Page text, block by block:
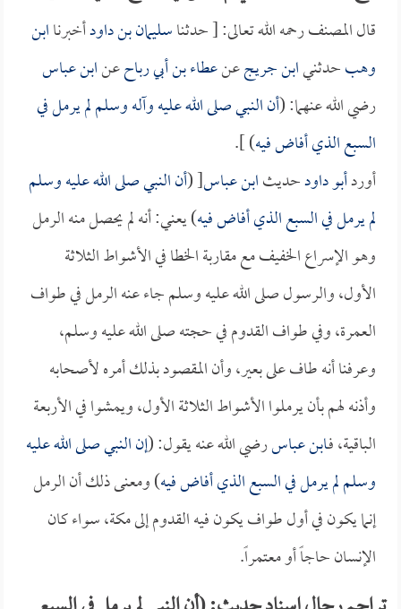
قال المصنف رحمه الله تعالى: [ حدثناسليمان بن داودأخبرناابن
وهبحدثنيابن جريجعنعطاء بن أبي رباحعنابن عباس
رضي الله عنهما: (أن النبي صلى الله عليه وآله وسلم لم يرمل في
السبع الذي أفاض فيه) ].
أوردأبو داودحديثابن عباس[ (أن النبي صلى الله عليه وسلم
لم يرمل في السبع الذي أفاض فيه) يعني: أنه لم يحصل منه الرمل
وهو الإسراع الخفيف مع مقاربة الخطا في الأشواط الثلاثة
الأول، والرسول صلى الله عليه وسلم جاء عنه الرمل في طواف
العمرة، وفي طواف القدوم في حجته صلى الله عليه وسلم،
وعرفنا أنه طاف على بعير، وأن المقصود بذلك أمره لأصحابه
وأذنه لهم بأن يرملوا الأشواط الثلاثة الأول، ويمشوا في الأربعة
الباقية، فـابن عباسرضي الله عنه يقول: (إن النبي صلى الله عليه
وسلم لم يرمل في السبع الذي أفاض فيه) ومعنى ذلك أن الرمل
إنما يكون في أول طواف يكون فيه القدوم إلى مكة، سواء كان
الإنسان حاجاً أو معتمراً.